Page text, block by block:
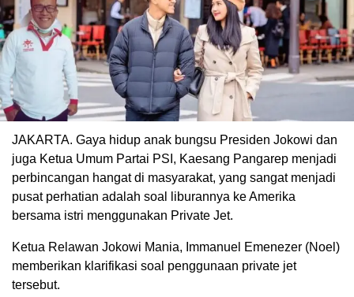
JAKARTA. Gaya hidup anak bungsu Presiden Jokowi dan
juga Ketua Umum Partai PSI, Kaesang Pangarep menjadi
perbincangan hangat di masyarakat, yang sangat menjadi
pusat perhatian adalah soal liburannya ke Amerika
bersama istri menggunakan Private Jet.
Ketua Relawan Jokowi Mania, Immanuel Emenezer (Noel)
memberikan klarifikasi soal penggunaan private jet
tersebut.